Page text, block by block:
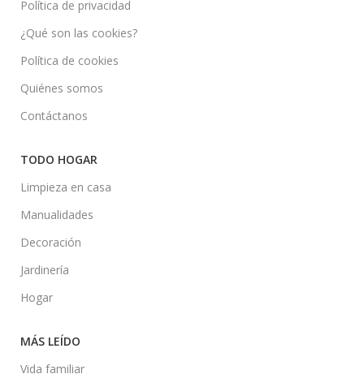
Política de privacidad
¿Qué son las cookies?
Política de cookies
Quiénes somos
Contáctanos
TODO HOGAR
Limpieza en casa
Manualidades
Decoración
Jardinería
Hogar
MÁS LEÍDO
Vida familiar